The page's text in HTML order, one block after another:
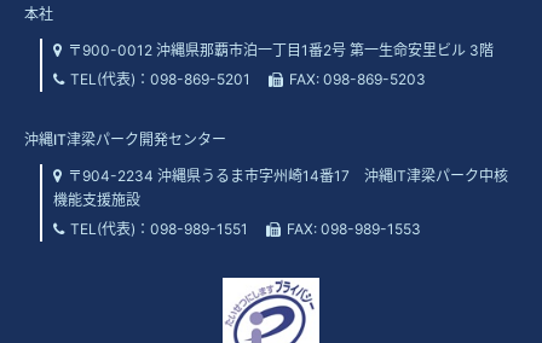
本社
〒900-0012 沖縄県那覇市泊一丁目1番2号 第一生命安里ビル 3階
TEL(代表)： 098-869-5201 FAX: 098-869-5203
沖縄IT津梁パーク開発センター
〒904-2234 沖縄県うるま市字州崎14番17 沖縄IT津梁パーク中核
機能支援施設
TEL(代表)： 098-989-1551 FAX: 098-989-1553